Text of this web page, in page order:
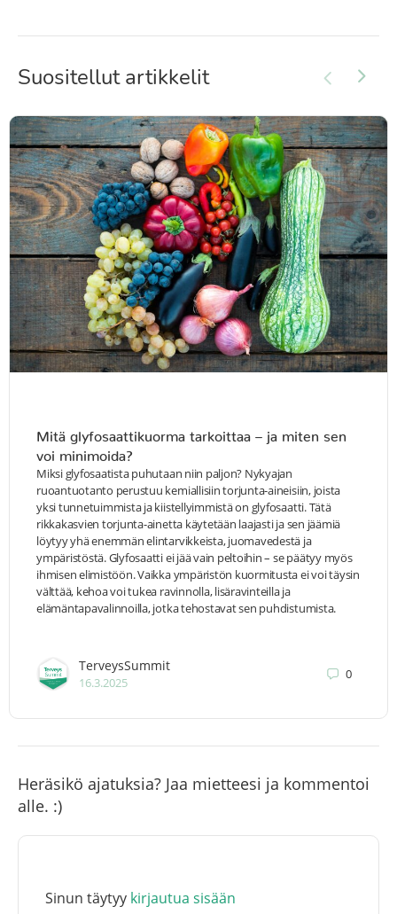
Suositellut artikkelit
Mitä glyfosaattikuorma tarkoittaa – ja miten sen
voi minimoida?
Miksi glyfosaatista puhutaan niin paljon? Nykyajan
ruoantuotanto perustuu kemiallisiin torjunta-aineisiin, joista
yksi tunnetuimmista ja kiistellyimmistä on glyfosaatti. Tätä
rikkakasvien torjunta-ainetta käytetään laajasti ja sen jäämiä
löytyy yhä enemmän elintarvikkeista, juomavedestä ja
ympäristöstä. Glyfosaatti ei jää vain peltoihin – se päätyy myös
ihmisen elimistöön. Vaikka ympäristön kuormitusta ei voi täysin
välttää, kehoa voi tukea ravinnolla, lisäravinteilla ja
elämäntapavalinnoilla, jotka tehostavat sen puhdistumista.
TerveysSummit
16.3.2025
0
Heräsikö ajatuksia? Jaa mietteesi ja kommentoi
alle. :)
Sinun täytyy kirjautua sisään